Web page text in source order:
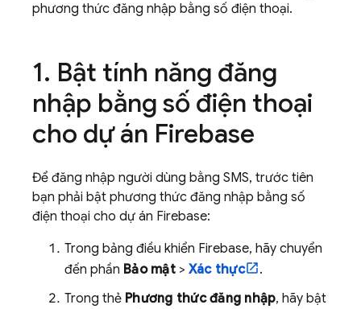
phương thức đăng nhập bằng số điện thoại.
Bật tính năng đăng
nhập bằng số điện thoại
cho dự án Firebase
Để đăng nhập người dùng bằng SMS, trước tiên
bạn phải bật phương thức đăng nhập bằng số
điện thoại cho dự án Firebase:
Trong bảng điều khiển Firebase, hãy chuyển
đến phần Bảo mật> Xác thực
.
Trong thẻ Phương thức đăng nhập, hãy bật